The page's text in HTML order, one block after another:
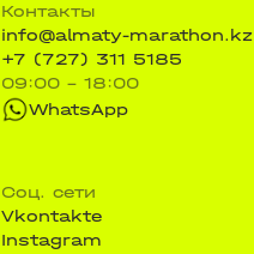
Контакты
info@almaty-marathon.kz
+7 (727) 311 5185
09:00 - 18:00
WhatsApp
Соц. сети
Vkontakte
Instagram